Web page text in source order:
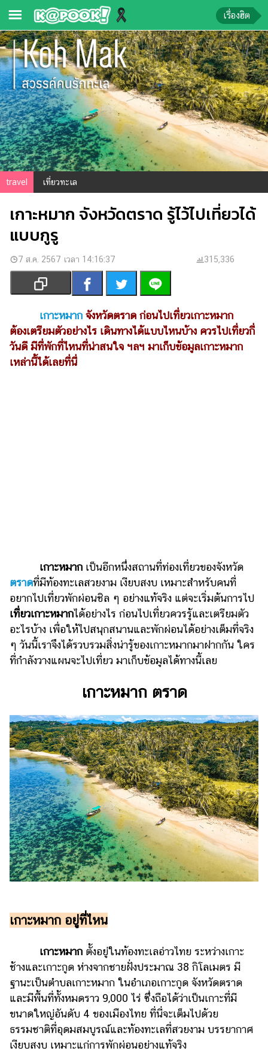
ข่าว-
ความ
รู้
ข่าว
ข่าว
บันเทิง
ตรวจ
หวย
ผล
บอล
สด
การ
เงิน
การ
บันเทิง
รูปภาพ
วง
ผู้
หญิง
ผู้ชาย
สุขภาพ
สูตร
อาหาร
ง่ายๆ
ช้อป
ปิ้ง
รถยนต์
บ้าน
และ
การ
ตกแต่ง
ถือ
ราคา
น้ำมัน
วา
ไร
ตี้
เรื่องฮิต
travel เที่ยวทะเล
เกาะหมาก จังหวัดตราด รู้ไว้ไปเที่ยวได้
แบบกูรู
7 ส.ค. 2567 เวลา 14:16:37 315,336
เกาะหมาก จังหวัดตราด ก่อนไปเที่ยวเกาะหมาก
ต้องเตรียมตัวอย่างไร เดินทางได้แบบไหนบ้าง ควรไปเที่ยวกี่
วันดี มีที่พักที่ไหนที่น่าสนใจ ฯลฯ มาเก็บข้อมูลเกาะหมาก
เหล่านี้ได้เลยที่นี่
เกาะหมาก เป็นอีกหนึ่งสถานที่ท่องเที่ยวของจังหวัด
ตราดที่มีท้องทะเลสวยงาม เงียบสงบ เหมาะสำหรับคนที่
อยากไปเที่ยวพักผ่อนชิล ๆ อย่างแท้จริง แต่จะเริ่มต้นการไป
เที่ยวเกาะหมากได้อย่างไร ก่อนไปเที่ยวควรรู้และเตรียมตัว
อะไรบ้าง เพื่อให้ไปสนุกสนานและพักผ่อนได้อย่างเต็มที่จริง
ๆ วันนี้เราจึงได้รวบรวมสิ่งน่ารู้ของเกาะหมากมาฝากกัน ใคร
ที่กำลังวางแผนจะไปเที่ยว มาเก็บข้อมูลได้ทางนี้เลย
เกาะหมาก ตราด
เกาะหมาก อยู่ที่ไหน
เกาะหมาก ตั้งอยู่ในท้องทะเลอ่าวไทย ระหว่างเกาะ
ช้างและเกาะกูด ห่างจากชายฝั่งประมาณ 38 กิโลเมตร มี
ฐานะเป็นตำบลเกาะหมาก ในอำเภอเกาะกูด จังหวัดตราด
และมีพื้นที่ทั้งหมดราว 9,000 ไร่ ซึ่งถือได้ว่าเป็นเกาะที่มี
ขนาดใหญ่อันดับ 4 ของเมืองไทย ที่นี่จะเต็มไปด้วย
ธรรมชาติที่อุดมสมบูรณ์และท้องทะเลที่สวยงาม บรรยากาศ
เงียบสงบ เหมาะแก่การพักผ่อนอย่างแท้จริง